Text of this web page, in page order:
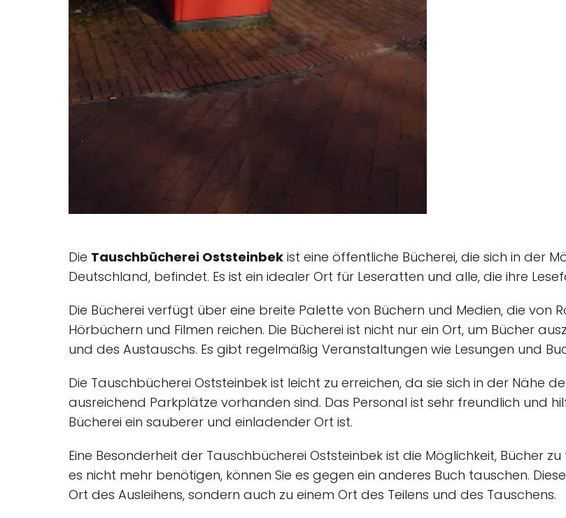
Die Tauschbücherei Oststeinbek ist eine öffentliche Bücherei, die sich in der
Deutschland, befindet. Es ist ein idealer Ort für Leseratten und alle, die ihre
Die Bücherei verfügt über eine breite Palette von Büchern und Medien, die von
Hörbüchern und Filmen reichen. Die Bücherei ist nicht nur ein Ort, um Bücher
und des Austauschs. Es gibt regelmäßig Veranstaltungen wie Lesungen und
Die Tauschbücherei Oststeinbek ist leicht zu erreichen, da sie sich in der Nähe
ausreichend Parkplätze vorhanden sind. Das Personal ist sehr freundlich und
Bücherei ein sauberer und einladender Ort ist.
Eine Besonderheit der Tauschbücherei Oststeinbek ist die Möglichkeit, Bücher
es nicht mehr benötigen, können Sie es gegen ein anderes Buch tauschen.
Ort des Ausleihens, sondern auch zu einem Ort des Teilens und des Tauschens.